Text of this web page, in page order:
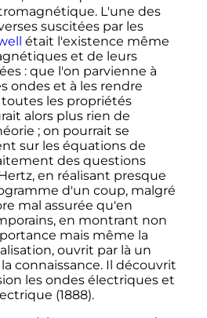
L'une des
suscitées par les
était l'existence même
et de leurs
: que l'on parvienne à
ondes et à les rendre
les propriétés
alors plus rien de
; on pourrait se
sur les équations de
des questions
en réalisant presque
d'un coup, malgré
mal assurée qu'en
en montrant non
mais même la
ouvrit par là un
connaissance. Il découvrit
les ondes électriques et
(1888).